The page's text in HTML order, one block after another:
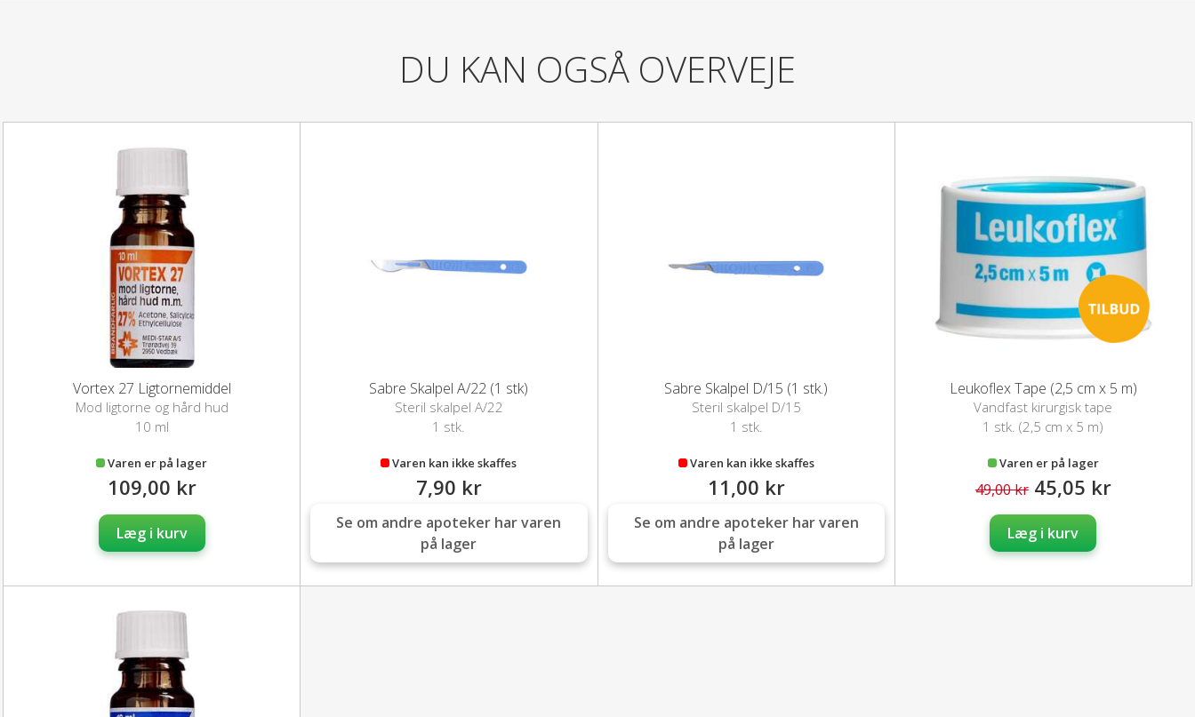
Ved behandling af børn under 4 år bør lægen kontaktes før brug.
Der findes ingen kendte risici i forbindelse med graviditet og amning
Tryk spidsen af pennen forsigtigt mod vorten i kun ét sekund og gentag dette en enkelt
Behandl vorten regelmæssigt én gang om ugen, indtil vorten er forsvundet helt.
Vorten forsvinder som regel helt efter 4-5 behandlinger.
undgå, at pennen udtørrer før udløbsdatoen.
Pennen indeholder nok syre til ca. 30 behandlinger.
Ingredienser:
DU KAN OGSÅ OVERVEJE
Vortex 27 Ligtornemiddel
Mod ligtorne og hård hud
10 ml
Varen er på lager
109,00 kr
Læg i kurv
Sabre Skalpel A/22 (1 stk)
Steril skalpel A/22
1 stk.
Varen kan ikke skaffes
7,90 kr
Se om andre apoteker har varen
på lager
Sabre Skalpel D/15 (1 stk.)
Steril skalpel D/15
1 stk.
Varen kan ikke skaffes
11,00 kr
Se om andre apoteker har varen
på lager
Leukoflex Tape (2,5 cm x 5 m)
Vandfast kirurgisk tape
1 stk. (2,5 cm x 5 m)
Varen er på lager
49,00 kr 45,05 kr
Læg i kurv